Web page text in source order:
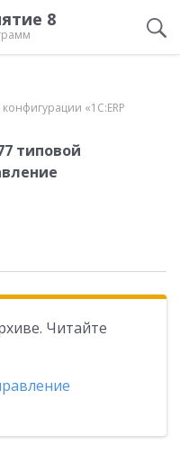
8
«1С:ERP
типовой
Читайте